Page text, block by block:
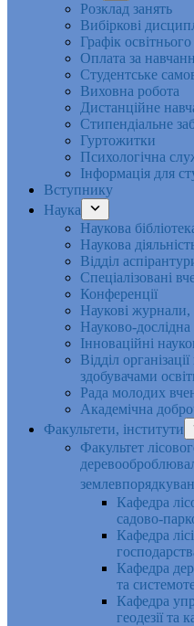
Розклад занять
Вибіркові
Графік
Оплата за
Студентське
Виховна робота
Дистанційне
Стипендіальне
Гуртожитки
Психологічна
Інформація для
Вступнику
Наука
Наукова
Наукова
Відділ
Спеціалізовані
Конференції
Наукові журнали,
Науково-дослідна
Інноваційні
Відділ
здобувачами
Рада молодих
Академічна
Факультети, інститути
Факультет
Кафедра
садово-
Кафедра
Кафедра
та
Кафедра
геодезії та